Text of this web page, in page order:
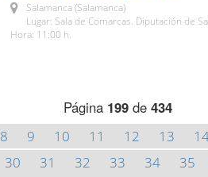
Salamanca (Salamanca)
Lugar: Sala de Comarcas. Diputación de
Hora: 11:00 h.
Página 199de 434
8 9 10 11 12 13
30 31 32 33 34 35